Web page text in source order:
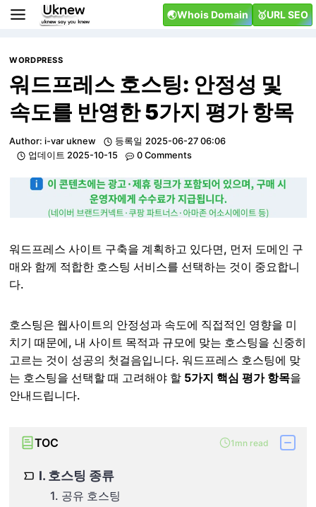
Skip
🌏Whois Domain 🥇URL SEO
WORDPRESS
워드프레스 호스팅: 안정성 및
속도를 반영한 5가지 평가 항목
Author: i-var uknew 등록일 2025-06-27 06:06
업데이트 2025-10-15 0 Comments
워드프레스 사이트 구축을 계획하고 있다면, 먼저 도메인 구
매와 함께 적합한 호스팅 서비스를 선택하는 것이 중요합니
다.
호스팅은 웹사이트의 안정성과 속도에 직접적인 영향을 미
치기 때문에, 내 사이트 목적과 규모에 맞는 호스팅을 신중히
고르는 것이 성공의 첫걸음입니다. 워드프레스 호스팅에 맞
는 호스팅을 선택할 때 고려해야 할 5가지 핵심 평가 항목을
안내드립니다.
TOC 1mn read
Ⅰ. 호스팅 종류
1. 공유 호스팅